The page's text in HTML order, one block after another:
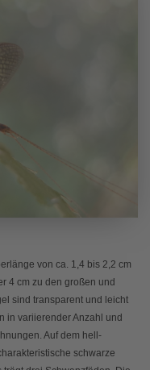
von ca. 1,4 bis 2,2 cm
4 cm zu den großen und
sind transparent und leicht
in variierender Anzahl und
Auf dem hell-
schwarze